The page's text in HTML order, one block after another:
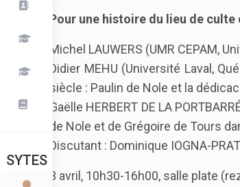
SYTES
Pour une histoire du lieu de
Michel LAUWERS (UMR CEPAM,
Didier MEHU (Université Laval,
siècle : Paulin de Nole et la
Gaëlle HERBERT DE LA
de Nole et de Grégoire de Tours
Discutant : Dominique IOGNA-
3 avril, 10h30-16h00, salle plate